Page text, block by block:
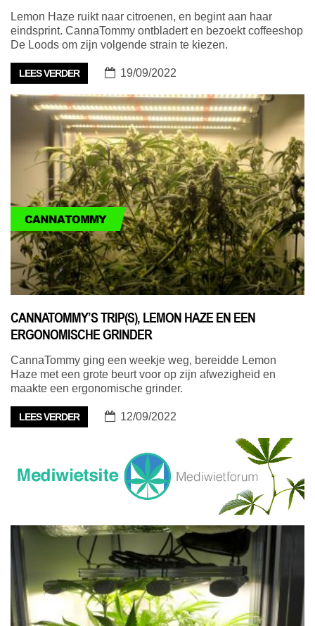
Lemon Haze ruikt naar citroenen, en begint aan haar
eindsprint. CannaTommy ontbladert en bezoekt coffeeshop
De Loods om zijn volgende strain te kiezen.
LEES VERDER 19/09/2022
CANNATOMMY
CANNATOMMY’S TRIP(S), LEMON HAZE EN EEN
ERGONOMISCHE GRINDER
CannaTommy ging een weekje weg, bereidde Lemon
Haze met een grote beurt voor op zijn afwezigheid en
maakte een ergonomische grinder.
LEES VERDER 12/09/2022